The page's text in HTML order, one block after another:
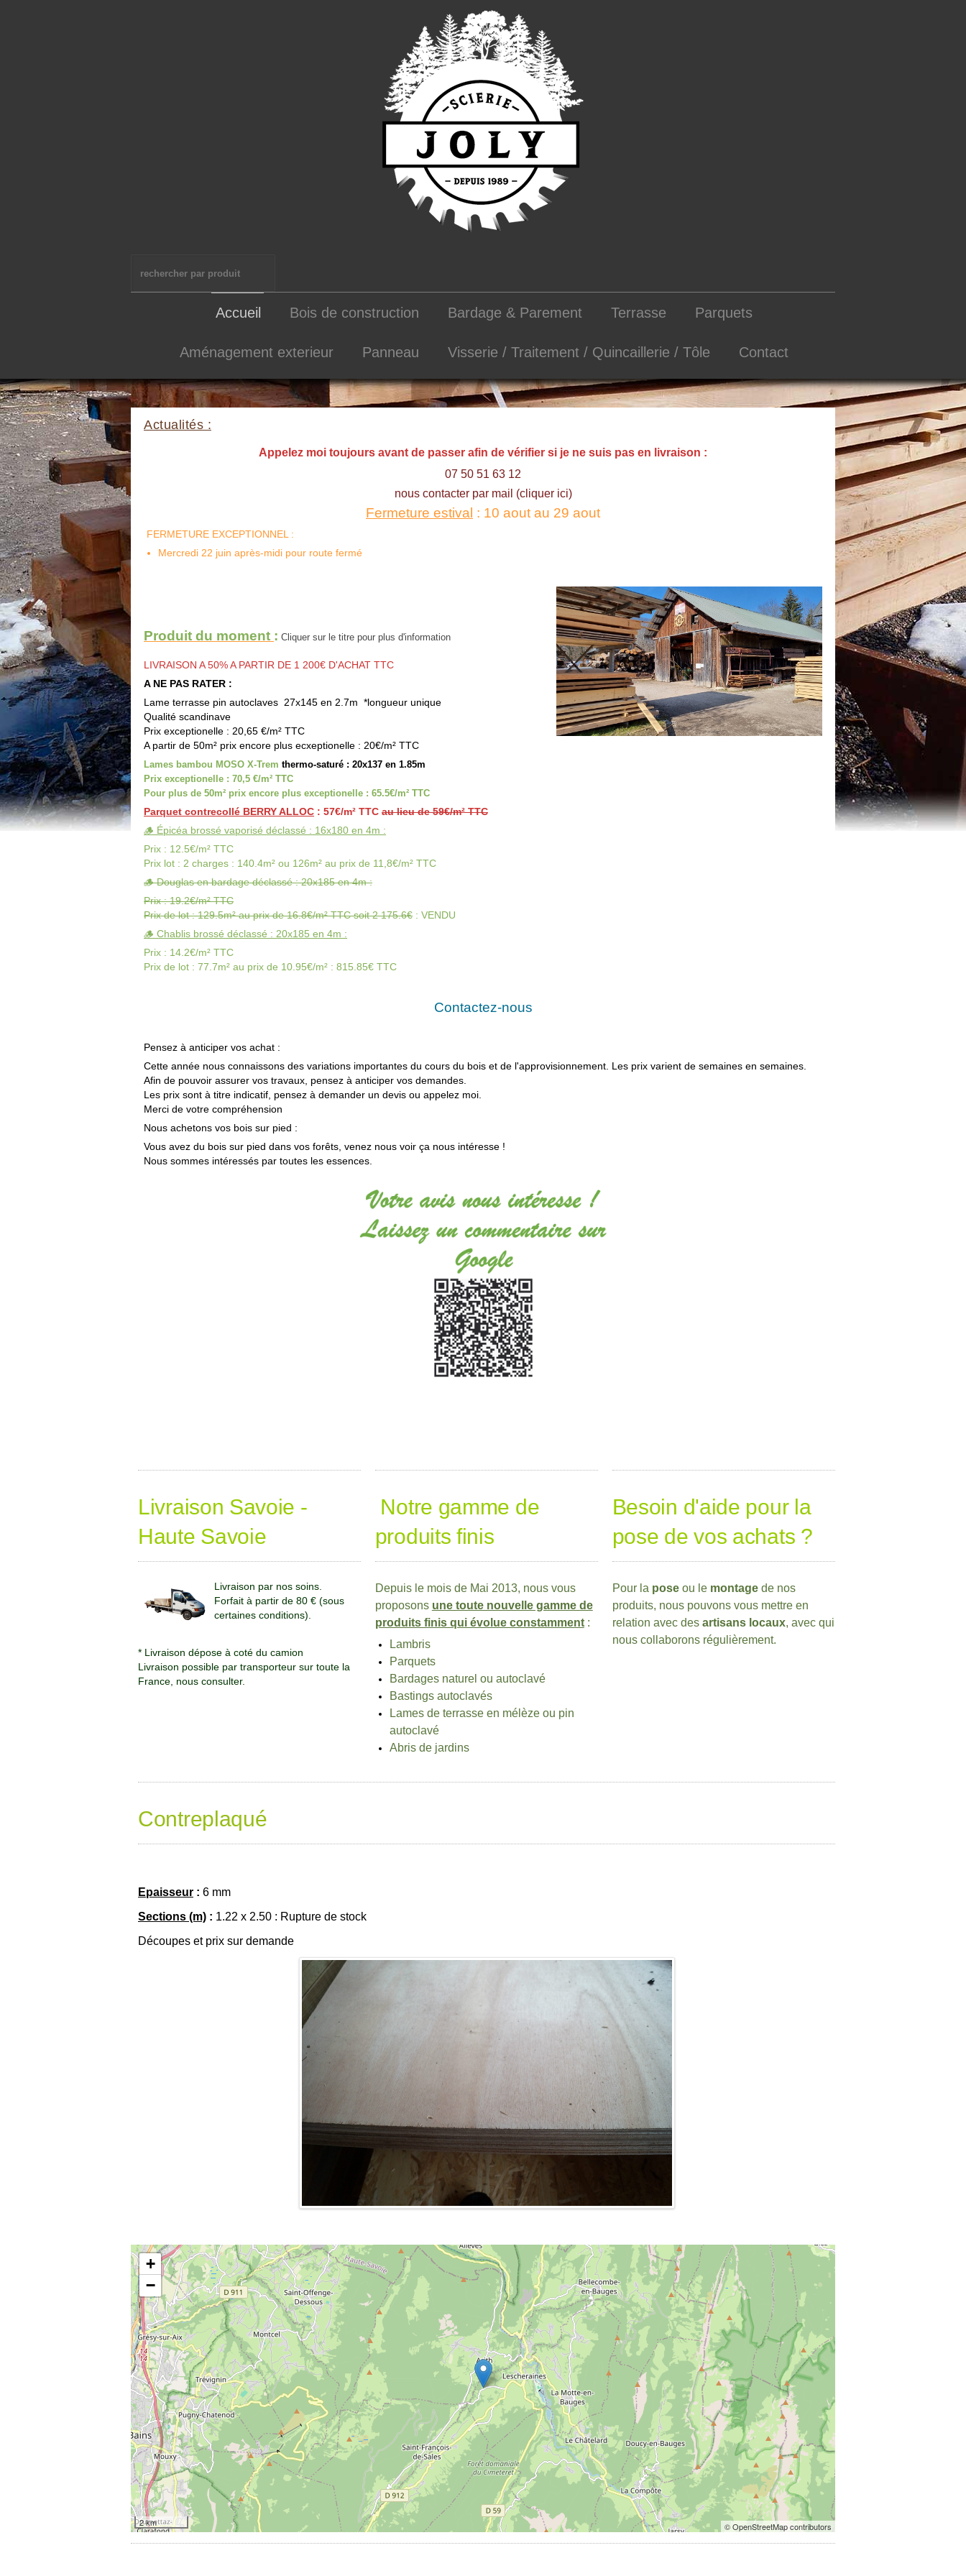
Accueil Bois de construction Bardage & Parement Terrasse Parquets
Aménagement exterieur Panneau Visserie / Traitement / Quincaillerie / Tôle Contact
Actualités :
Appelez moi toujours avant de passer afin de vérifier si je ne suis pas en livraison :
07 50 51 63 12
nous contacter par mail (cliquer ici)
Fermeture estival : 10 aout au 29 aout
FERMETURE EXCEPTIONNEL :
Mercredi 22 juin après-midi pour route fermé
Produit du moment : Cliquer sur le titre pour plus d'information
LIVRAISON A 50% A PARTIR DE 1 200€ D'ACHAT TTC
A NE PAS RATER :
Lame terrasse pin autoclaves 27x145 en 2.7m *longueur unique
Qualité scandinave
Prix exceptionelle : 20,65 €/m² TTC
A partir de 50m² prix encore plus ecxeptionelle : 20€/m² TTC
Lames bambou MOSO X-Trem thermo-saturé : 20x137 en 1.85m
Prix exceptionelle : 70,5 €/m² TTC
Pour plus de 50m² prix encore plus exceptionelle : 65.5€/m² TTC
Parquet contrecollé BERRY ALLOC : 57€/m² TTC au lieu de 59€/m² TTC
🪵 Épicéa brossé vaporisé déclassé : 16x180 en 4m :
Prix : 12.5€/m² TTC
Prix lot : 2 charges : 140.4m² ou 126m² au prix de 11,8€/m² TTC
🪵 Douglas en bardage déclassé : 20x185 en 4m :
Prix : 19.2€/m² TTC
Prix de lot : 129.5m² au prix de 16.8€/m² TTC soit 2 175.6€ : VENDU
🪵 Chablis brossé déclassé : 20x185 en 4m :
Prix : 14.2€/m² TTC
Prix de lot : 77.7m² au prix de 10.95€/m² : 815.85€ TTC
Contactez-nous
Pensez à anticiper vos achat :
Cette année nous connaissons des variations importantes du cours du bois et de l'approvisionnement. Les prix varient de semaines en semaines.
Afin de pouvoir assurer vos travaux, pensez à anticiper vos demandes.
Les prix sont à titre indicatif, pensez à demander un devis ou appelez moi.
Merci de votre compréhension
Nous achetons vos bois sur pied :
Vous avez du bois sur pied dans vos forêts, venez nous voir ça nous intéresse !
Nous sommes intéressés par toutes les essences.
Livraison Savoie -
Haute Savoie
Livraison par nos soins.
Forfait à partir de 80 € (sous
certaines conditions).
* Livraison dépose à coté du camion
Livraison possible par transporteur sur toute la
France, nous consulter.
Besoin d'aide pour la
pose de vos achats ?
Pour la poseou le montagede nos
produits, nous pouvons vous mettre en
relation avec des artisans locaux, avec qui
nous collaborons régulièrement.
Notre gamme de
produits finis
Depuis le mois de Mai 2013, nous vous
proposons une toute nouvelle gamme de
produits finis qui évolue constamment:
Lambris
Parquets
Bardages naturel ou autoclavé
Bastings autoclavés
Lames de terrasse en mélèze ou pin
autoclavé
Abris de jardins
Contreplaqué
Epaisseur : 6 mm
Sections (m) : 1.22 x 2.50 : Rupture de stock
Découpes et prix sur demande
+
−
2 km © OpenStreetMap contributors